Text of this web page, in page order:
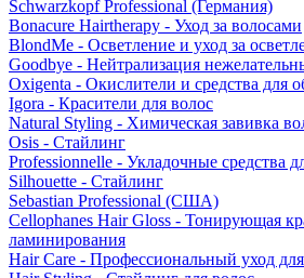
Schwarzkopf Professional (Германия)
Bonacure Hairtherapy - Уход за волосами
BlondMe - Осветление и уход за
Goodbye - Нейтрализация
Oxigenta - Окислители и средства для
Igora - Красители для волос
Natural Styling - Химическая завивка
Osis - Стайлинг
Professionnelle - Укладочные средства
Silhouette - Стайлинг
Sebastian Professional (США)
Cellophanes Hair Gloss - Тонирующая
ламинирования
Hair Care - Профессиональный уход